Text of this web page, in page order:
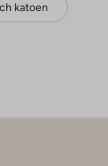
katoen